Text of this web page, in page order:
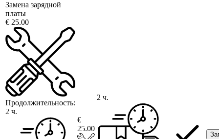
Замена зарядной
платы
€ 25.00
Продолжительность:
2 ч.
€
25.00
2 ч.